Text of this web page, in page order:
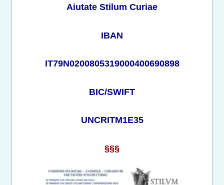
Aiutate Stilum Curiae
IBAN
IT79N0200805319000400690898
BIC/SWIFT
UNCRITM1E35
§§§